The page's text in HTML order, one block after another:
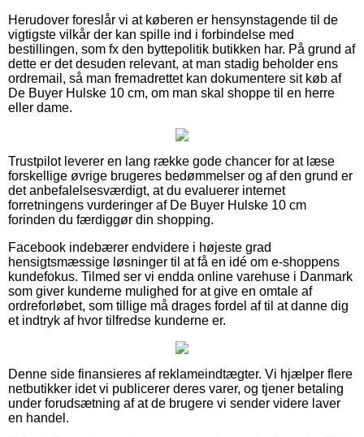
Herudover foreslår vi at køberen er hensynstagende til de
vigtigste vilkår der kan spille ind i forbindelse med
bestillingen, som fx den byttepolitik butikken har. På grund af
dette er det desuden relevant, at man stadig beholder ens
ordremail, så man fremadrettet kan dokumentere sit køb af
De Buyer Hulske 10 cm, om man skal shoppe til en herre
eller dame.
Trustpilot leverer en lang række gode chancer for at læse
forskellige øvrige brugeres bedømmelser og af den grund er
det anbefalelsesværdigt, at du evaluerer internet
forretningens vurderinger af De Buyer Hulske 10 cm
forinden du færdiggør din shopping.
Facebook indebærer endvidere i højeste grad
hensigtsmæssige løsninger til at få en idé om e-shoppens
kundefokus. Tilmed ser vi endda online varehuse i Danmark
som giver kunderne mulighed for at give en omtale af
ordreforløbet, som tillige må drages fordel af til at danne dig
et indtryk af hvor tilfredse kunderne er.
Denne side finansieres af reklameindtægter. Vi hjælper flere
netbutikker idet vi publicerer deres varer, og tjener betaling
under forudsætning af at de brugere vi sender videre laver
en handel.